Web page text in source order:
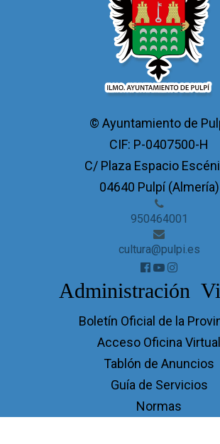
© Ayuntamiento de
CIF: P-0407500-H
C/ Plaza Espacio
04640 Pulpí (Almería)
950464001
cultura@pulpi.es
Administración
Boletín Oficial de la
Acceso Oficina Virtual
Tablón de Anuncios
Guía de Servicios
Normas